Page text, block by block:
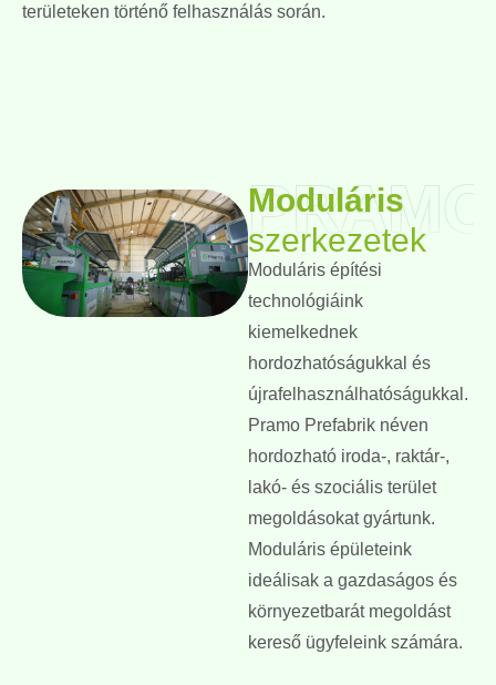
területeken történő felhasználás során.
PRAMO
Moduláris
szerkezetek
Moduláris építési
technológiáink
kiemelkednek
hordozhatóságukkal és
újrafelhasználhatóságukkal.
Pramo Prefabrik néven
hordozható iroda-, raktár-,
lakó- és szociális terület
megoldásokat gyártunk.
Moduláris épületeink
ideálisak a gazdaságos és
környezetbarát megoldást
kereső ügyfeleink számára.